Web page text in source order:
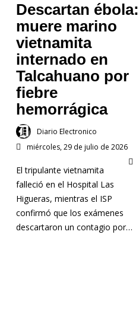
Descartan ébola:
muere marino
vietnamita
internado en
Talcahuano por
fiebre
hemorrágica
Diario Electronico
miércoles, 29 de julio de 2026
El tripulante vietnamita
falleció en el Hospital Las
Higueras, mientras el ISP
confirmó que los exámenes
descartaron un contagio por…